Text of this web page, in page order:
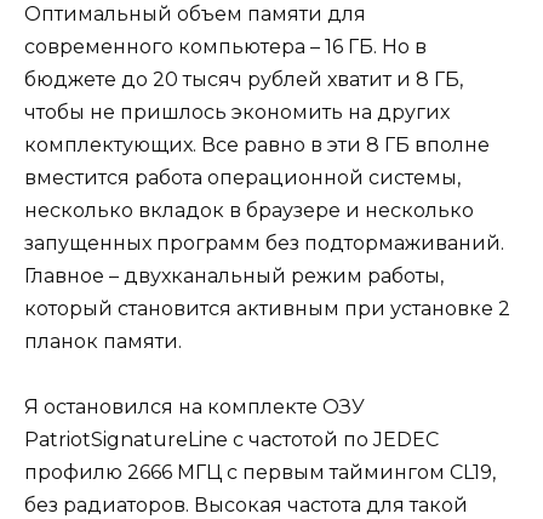
Оптимальный объем памяти для
современного компьютера – 16 ГБ. Но в
бюджете до 20 тысяч рублей хватит и 8 ГБ,
чтобы не пришлось экономить на других
комплектующих. Все равно в эти 8 ГБ вполне
вместится работа операционной системы,
несколько вкладок в браузере и несколько
запущенных программ без подтормаживаний.
Главное – двухканальный режим работы,
который становится активным при установке 2
планок памяти.
Я остановился на комплекте ОЗУ
PatriotSignatureLine с частотой по JEDEC
профилю 2666 МГЦ с первым таймингом CL19,
без радиаторов. Высокая частота для такой